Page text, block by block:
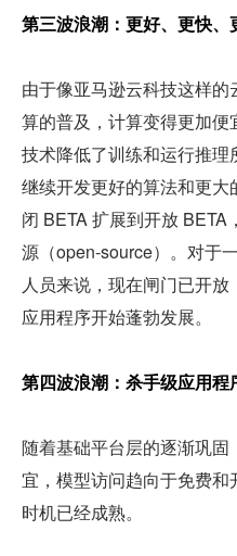
第三波浪潮：更好、更快、
由于像亚马逊云科技这样
算的普及，计算变得更加
技术降低了训练和运行推
继续开发更好的算法和更
闭 BETA 扩展到开放
源（open-source）。对于
人员来说，现在闸门已开放
应用程序开始蓬勃发展。
第四波浪潮：杀手级应用程
随着基础平台层的逐渐巩
宜，模型访问趋向于免费
时机已经成熟。